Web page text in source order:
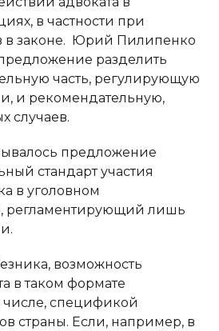
в частности при
законе. Юрий Пилипенко
разделить
часть, регулирующую
и рекомендательную,
случаев.
предложение
стандарт участия
в уголовном
регламентирующий лишь
возможность
в таком формате
числе, спецификой
страны. Если, например, в